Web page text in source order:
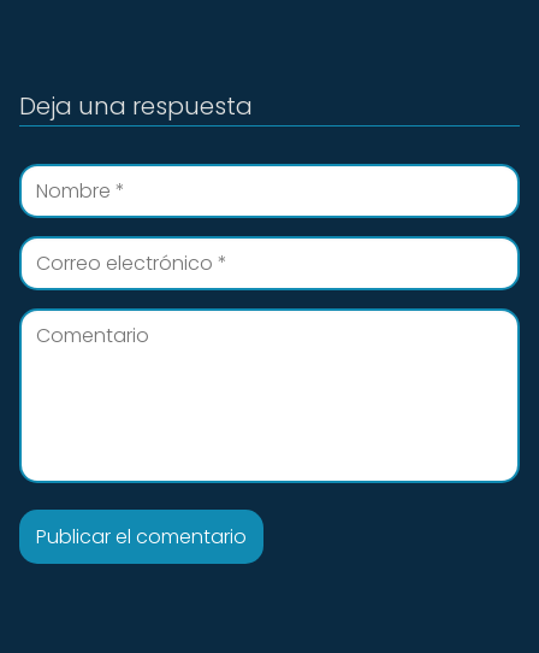
Deja una respuesta